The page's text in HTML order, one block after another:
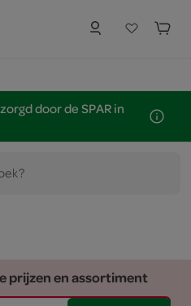
door de SPAR in
prijzen en assortiment